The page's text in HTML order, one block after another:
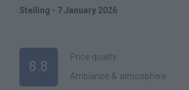
Stelling - 7 January 2026
8.8
Price quality
Ambiance & atmosphere